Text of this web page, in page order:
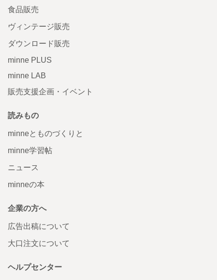
食品販売
ヴィンテージ販売
ダウンロード販売
minne PLUS
minne LAB
販売支援企画・イベント
読みもの
minneとものづくりと
minne学習帖
ニュース
minneの本
企業の方へ
広告出稿について
大口注文について
ヘルプセンター